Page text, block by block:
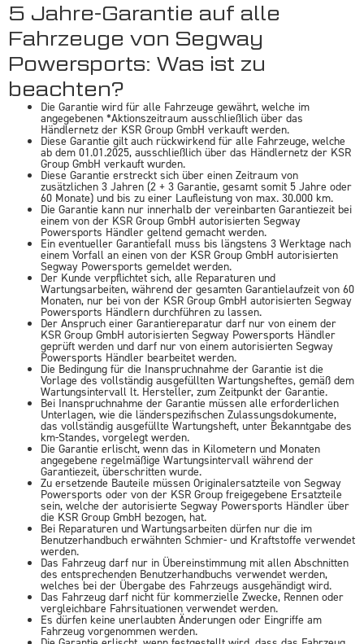
5 Jahre-Garantie auf alle
Fahrzeuge von Segway
Powersports: Was ist zu
beachten?
Die Garantie wird für alle Fahrzeuge gewährt, welche im
angegebenen *Aktionszeitraum ausschließlich über das
Händlernetz der KSR Group GmbH verkauft werden.
Diese Garantie gilt auch rückwirkend für alle Fahrzeuge, welche
ab dem 01.01.2025, ausschließlich über das Händlernetz der KSR
Group GmbH verkauft wurden.
Diese Garantie erstreckt sich über einen Zeitraum von
zusätzlichen 3 Jahren (2 + 3 Garantie, gesamt somit 5 Jahre oder
60 Monate) und bis zu einer Laufleistung von max. 30.000 km.
Die Garantie kann nur innerhalb der vereinbarten Garantiezeit bei
einem von der KSR Group GmbH autorisierten Segway
Powersports Händler geltend gemacht werden.
Ein eventueller Garantiefall muss bis längstens 3 Werktage nach
einem Vorfall an einen von der KSR Group GmbH autorisierten
Segway Powersports gemeldet werden.
Der Kunde verpflichtet sich, alle Reparaturen und
Wartungsarbeiten, während der gesamten Garantielaufzeit von 60
Monaten, nur bei von der KSR Group GmbH autorisierten Segway
Powersports Händlern durchführen zu lassen.
Der Anspruch einer Garantiereparatur darf nur von einem der
KSR Group GmbH autorisierten Segway Powersports Händler
geprüft werden und darf nur von einem autorisierten Segway
Powersports Händler bearbeitet werden.
Die Bedingung für die Inanspruchnahme der Garantie ist die
Vorlage des vollständig ausgefüllten Wartungsheftes, gemäß dem
Wartungsintervall lt. Hersteller, zum Zeitpunkt der Garantie.
Bei Inanspruchnahme der Garantie müssen alle erforderlichen
Unterlagen, wie die länderspezifischen Zulassungsdokumente,
das vollständig ausgefüllte Wartungsheft, unter Bekanntgabe des
km-Standes, vorgelegt werden.
Die Garantie erlischt, wenn das in Kilometern und Monaten
angegebene regelmäßige Wartungsintervall während der
Garantiezeit, überschritten wurde.
Zu ersetzende Bauteile müssen Originalersatzteile von Segway
Powersports oder von der KSR Group freigegebene Ersatzteile
sein, welche der autorisierte Segway Powersports Händler über
die KSR Group GmbH bezogen, hat.
Bei Reparaturen und Wartungsarbeiten dürfen nur die im
Benutzerhandbuch erwähnten Schmier- und Kraftstoffe verwendet
werden.
Das Fahrzeug darf nur in Übereinstimmung mit allen Abschnitten
des entsprechenden Benutzerhandbuchs verwendet werden,
welches bei der Übergabe des Fahrzeugs ausgehändigt wird.
Das Fahrzeug darf nicht für kommerzielle Zwecke, Rennen oder
vergleichbare Fahrsituationen verwendet werden.
Es dürfen keine unerlaubten Änderungen oder Eingriffe am
Fahrzeug vorgenommen werden.